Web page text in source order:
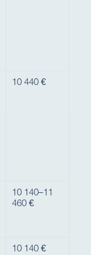
10 440 €
10 140–11
460 €
10 140 €